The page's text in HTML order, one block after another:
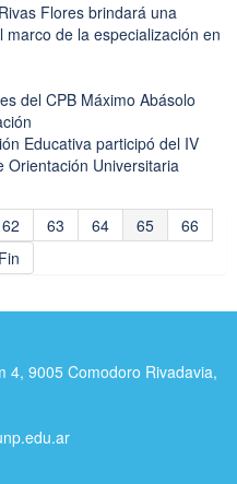
Flores brindará una
de la especialización en
del CPB Máximo Abásolo
Educativa participó del IV
Orientación Universitaria
62 63 64 65
66
Fin
4, 9005 Comodoro Rivadavia,